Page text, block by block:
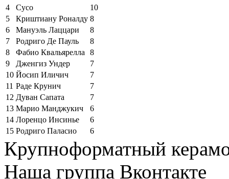
4
Сусо
10
5
Криштиану Роналду 8
6
Мануэль Лаццари
8
7
Родриго Де Пауль
8
8
Фабио Квальярелла
8
9
Дженгиз Ундер
7
10 Йосип Иличич
7
11 Раде Крунич
7
12 Дуван Сапата
7
13 Марио Манджукич
6
14 Лоренцо Инсинье
6
15 Родриго Паласио 6
Крупноформатный
Наша группа Вконтакте